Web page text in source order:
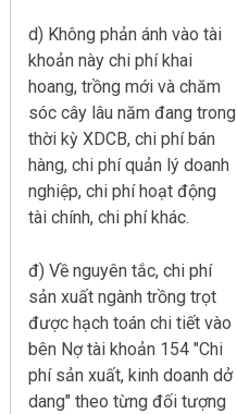
d) Không phản ánh vào tài
khoản này chi phí khai
hoang, trồng mới và chăm
sóc cây lâu năm đang trong
thời kỳ XDCB, chi phí bán
hàng, chi phí quản lý doanh
nghiệp, chi phí hoạt động
tài chính, chi phí khác.
đ) Về nguyên tắc, chi phí
sản xuất ngành trồng trọt
được hạch toán chi tiết vào
bên Nợ tài khoản 154 "Chi
phí sản xuất, kinh doanh dở
dang" theo từng đối tượng